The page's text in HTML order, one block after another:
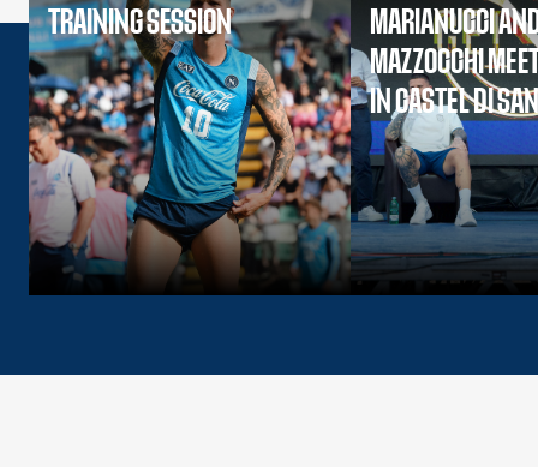
TRAINING SESSION
MARIANUCCI
MAZZOCCHI
IN CASTEL DI